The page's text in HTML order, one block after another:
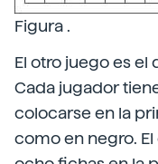
Figura .
El otro juego es el
Cada jugador
colocarse en la
como en negro.